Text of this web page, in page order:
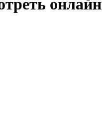
онлайн